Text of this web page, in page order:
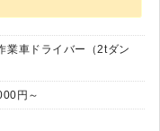
車ドライバー（2tダン
円～